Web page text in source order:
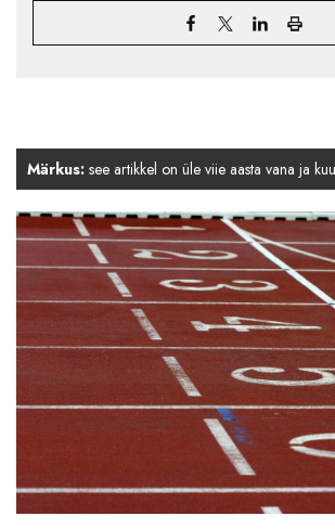
Märkus: see artikkel on üle viie aasta vana ja